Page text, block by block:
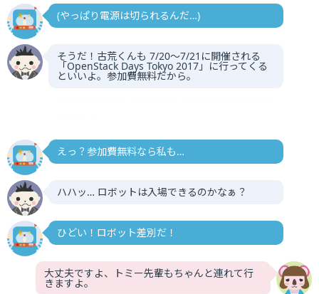
(やっぱり電源は切られるんだ…)
そうだ！古荒くんも 7/20〜7/21に開催される
「OpenStack Days Tokyo 2017」に行ってくる
といいよ。参加費無料だから。
えっ？参加費無料なら私も…
ハハッ… ロボットは入場できるのかなぁ？
ひどい！ロボット差別だ！
大丈夫ですよ、トミー先輩もちゃんと連れて行
きますよ。